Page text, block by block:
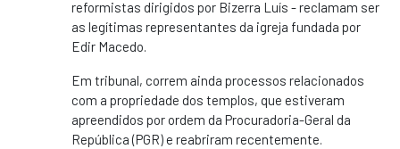
reformistas dirigidos por Bizerra Luís - reclamam ser
as legítimas representantes da igreja fundada por
Edir Macedo.
Em tribunal, correm ainda processos relacionados
com a propriedade dos templos, que estiveram
apreendidos por ordem da Procuradoria-Geral da
República (PGR) e reabriram recentemente.